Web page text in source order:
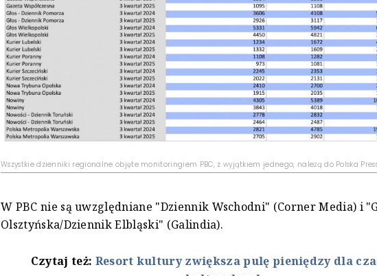
Wszystkie dzienniki regionalne objęte monitoringiem PBC, z wyjątkiem jednego, należą do Polska Press
W PBC nie są uwzględniane "Dziennik Wschodni" (Corner Media) i
Olsztyńska/Dziennik Elbląski" (Galindia).
Czytaj też: Resort kultury zwiększa pulę pieniędzy dla